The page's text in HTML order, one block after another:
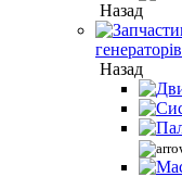
Назад
генераторів
Назад